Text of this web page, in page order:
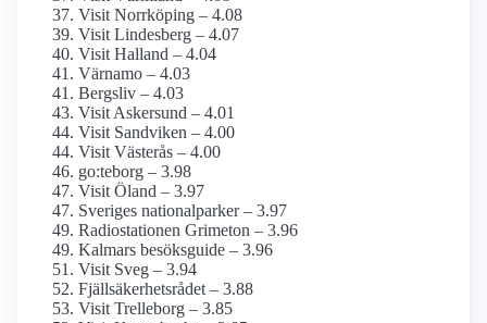
Visit Norrköping – 4.08
Visit Lindesberg – 4.07
Visit Halland – 4.04
Värnamo – 4.03
Bergsliv – 4.03
Visit Askersund – 4.01
Visit Sandviken – 4.00
Visit Västerås – 4.00
go:teborg – 3.98
Visit Öland – 3.97
Sveriges nationalparker – 3.97
Radiostationen Grimeton – 3.96
Kalmars besöksguide – 3.96
Visit Sveg – 3.94
Fjällsäkerhetsrådet – 3.88
Visit Trelleborg – 3.85